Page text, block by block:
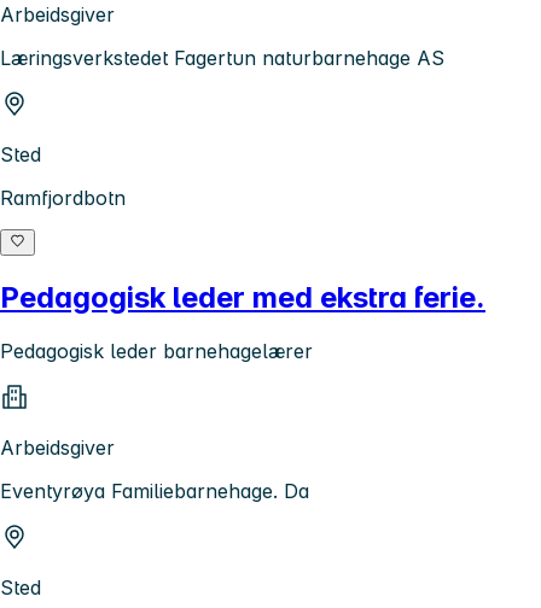
Arbeidsgiver
Læringsverkstedet Fagertun naturbarnehage AS
Sted
Ramfjordbotn
Pedagogisk leder med ekstra ferie.
Pedagogisk leder barnehagelærer
Arbeidsgiver
Eventyrøya Familiebarnehage. Da
Sted